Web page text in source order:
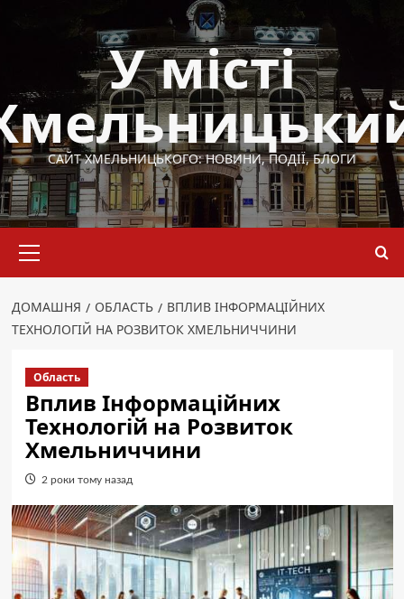
У місті
САЙТ ХМЕЛЬНИЦЬКОГО: НОВИНИ, ПОДІЇ, БЛОГИ
меню
ДОМАШНЯ ОБЛАСТЬ
ВПЛИВ ІНФОРМАЦІЙНИХ
ТЕХНОЛОГІЙ НА РОЗВИТОК ХМЕЛЬНИЧЧИНИ
Область
Вплив Інформаційних
Технологій на Розвиток
Хмельниччини
2 роки тому назад